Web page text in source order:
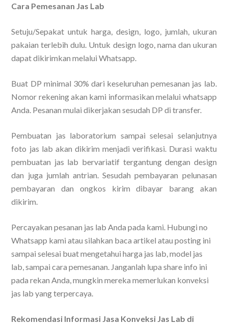
Cara Pemesanan Jas Lab
Setuju/Sepakat untuk harga, design, logo, jumlah, ukuran
pakaian terlebih dulu. Untuk design logo, nama dan ukuran
dapat dikirimkan melalui Whatsapp.
Buat DP minimal 30% dari keseluruhan pemesanan jas lab.
Nomor rekening akan kami informasikan melalui whatsapp
Anda. Pesanan mulai dikerjakan sesudah DP di transfer.
Pembuatan jas laboratorium sampai selesai selanjutnya
foto jas lab akan dikirim menjadi verifikasi. Durasi waktu
pembuatan jas lab bervariatif tergantung dengan design
dan juga jumlah antrian. Sesudah pembayaran pelunasan
pembayaran dan ongkos kirim dibayar barang akan
dikirim.
Percayakan pesanan jas lab Anda pada kami. Hubungi no
Whatsapp kami atau silahkan baca artikel atau posting ini
sampai selesai buat mengetahui harga jas lab, model jas
lab, sampai cara pemesanan. Janganlah lupa share info ini
pada rekan Anda, mungkin mereka memerlukan konveksi
jas lab yang terpercaya.
Rekomendasi Informasi Jasa Konveksi Jas Lab di